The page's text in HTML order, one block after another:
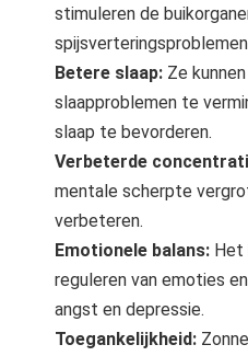
stimuleren de
Betere slaap: Ze
slaapproblemen te
slaap te bevorderen.
Verbeterde
mentale scherpte
verbeteren.
Emotionele balans: Het
reguleren van emoties
angst en depressie.
Toegankelijkheid: